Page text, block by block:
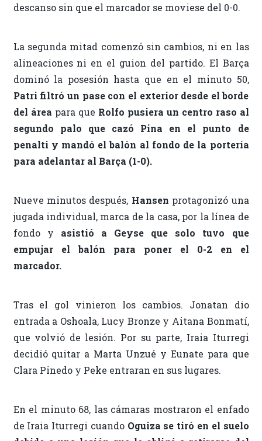
descanso sin que el marcador se moviese del 0-0.
La segunda mitad comenzó sin cambios, ni en las
alineaciones ni en el guion del partido. El Barça
dominó la posesión hasta que en el minuto 50,
Patri filtró un pase con el exterior desde el borde
del área para que Rolfo pusiera un centro raso al
segundo palo que cazó Pina en el punto de
penalti y mandó el balón al fondo de la portería
para adelantar al Barça (1-0).
Nueve minutos después, Hansen protagonizó una
jugada individual, marca de la casa, por la línea de
fondo y asistió a Geyse que solo tuvo que
empujar el balón para poner el 0-2 en el
marcador.
Tras el gol vinieron los cambios. Jonatan dio
entrada a Oshoala, Lucy Bronze y Aitana Bonmatí,
que volvió de lesión. Por su parte, Iraia Iturregi
decidió quitar a Marta Unzué y Eunate para que
Clara Pinedo y Peke entraran en sus lugares.
En el minuto 68, las cámaras mostraron el enfado
de Iraia Iturregi cuandoOguiza se tiró en el suelo